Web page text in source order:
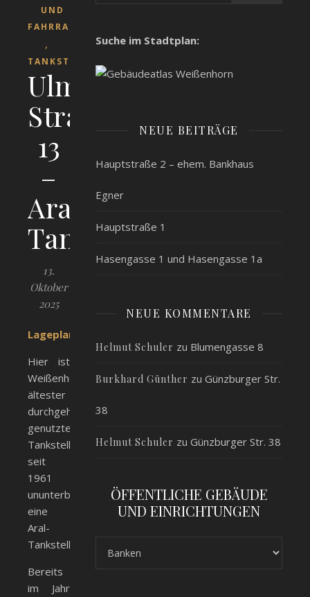
UND
FAHRRAD
,
TANKSTELLEN
Ulmer
Straße
13
–
Aral-
Tankstelle
13.
Oktober
2025
Lageplan
Hier ist
Weißenhorns
ältester
durchgehend
genutzter
Tankstellenstandort,
seit
1961
ununterbrochen
eine
Aral-
Tankstelle.
Bereits
im Jahr
Suche im Stadtplan:
NEUE BEITRÄGE
Hauptstraße 2 – ehem. Bankhaus
Egner
Hauptstraße 1
Hasengasse 1 und Hasengasse 1a
NEUE KOMMENTARE
Helmut Schuler zu Blumengasse 8
Burkhard Günther zu Günzburger Str.
38
Helmut Schuler zu Günzburger Str. 38
ÖFFENTLICHE GEBÄUDE
UND EINRICHTUNGEN